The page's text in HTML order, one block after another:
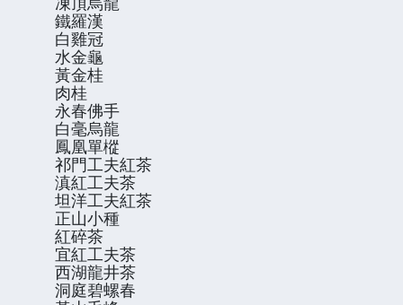
鐵羅漢
白雞冠
水金龜
黃金桂
肉桂
永春佛手
白毫烏龍
鳳凰單樅
祁門工夫紅茶
滇紅工夫茶
坦洋工夫紅茶
正山小種
紅碎茶
宜紅工夫茶
西湖龍井茶
洞庭碧螺春